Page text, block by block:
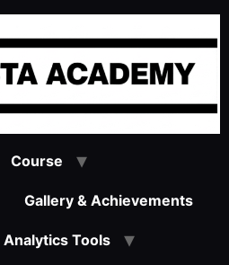
Course
Gallery & Achievements
Analytics Tools